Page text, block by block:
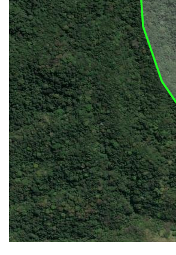
UC Federal
UC Estaduais
UC
Municipais
Hidrografia
1:1.000.000
(ANA)
Biomas
(IBGE)
Vegetação
(IBGE)
Rodovias
(IBGE)
Relevo
(IBGE)